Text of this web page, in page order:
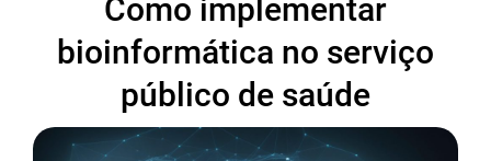
Como implementar
bioinformática no serviço
público de saúde